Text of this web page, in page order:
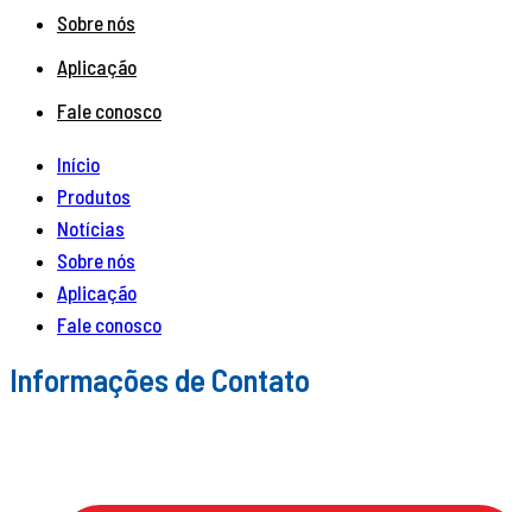
Sobre nós
Aplicação
Fale conosco
Início
Produtos
Notícias
Sobre nós
Aplicação
Fale conosco
Informações de Contato